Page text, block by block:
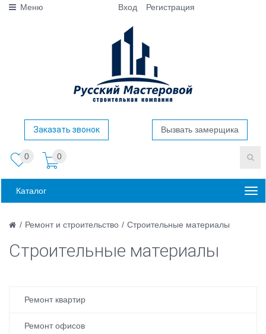
Меню Вход Регистрация
Заказать звонок Вызвать замерщика
0 0
Каталог
/ Ремонт и строительство / Строительные материалы
Строительные материалы
Ремонт квартир
Ремонт офисов